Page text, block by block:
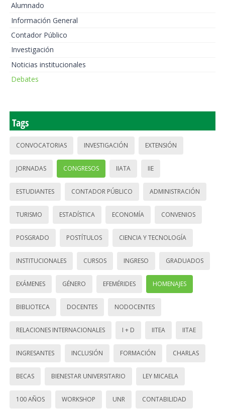
Alumnado
Información General
Contador Público
Investigación
Noticias institucionales
Debates
Tags
CONVOCATORIAS INVESTIGACIÓN EXTENSIÓN
JORNADAS CONGRESOS IIATA IIE
ESTUDIANTES CONTADOR PÚBLICO ADMINISTRACIÓN
TURISMO ESTADÍSTICA ECONOMÍA CONVENIOS
POSGRADO POSTÍTULOS CIENCIA Y TECNOLOGÍA
INSTITUCIONALES CURSOS INGRESO GRADUADOS
EXÁMENES GÉNERO EFEMÉRIDES HOMENAJES
BIBLIOTECA DOCENTES NODOCENTES
RELACIONES INTERNACIONALES I + D IITEA IITAE
INGRESANTES INCLUSIÓN FORMACIÓN CHARLAS
BECAS BIENESTAR UNIVERSITARIO LEY MICAELA
100 AÑOS WORKSHOP UNR CONTABILIDAD